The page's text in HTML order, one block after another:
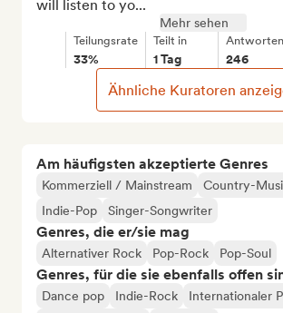
Am häufigsten akzeptierte Genres
Kommerziell / Mainstream Country-
Indie-Pop
Singer-Songwriter
Genres, die er/sie mag
Alternativer Rock Pop-Rock Pop-Soul
Genres, für die sie ebenfalls offen
Dance pop Indie-Rock
Internationaler
will listen to yo...
Mehr sehen
Teilungsrate
33%
Teilt in
1 Tag 246
Ähnliche Kuratoren